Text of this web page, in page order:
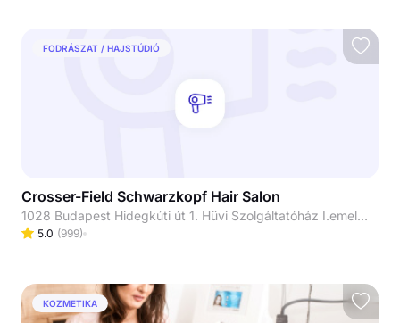
FODRÁSZAT / HAJSTÚDIÓ
Crosser-Field Schwarzkopf Hair Salon
1028 Budapest Hidegkúti út 1. Hüvi Szolgáltatóház I.emelet
5.0 (999)
KOZMETIKA